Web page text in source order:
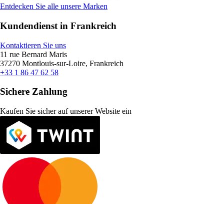
Entdecken Sie alle unsere Marken
Kundendienst in Frankreich
Kontaktieren Sie uns
11 rue Bernard Maris
37270 Montlouis-sur-Loire, Frankreich
+33 1 86 47 62 58
Sichere Zahlung
Kaufen Sie sicher auf unserer Website ein